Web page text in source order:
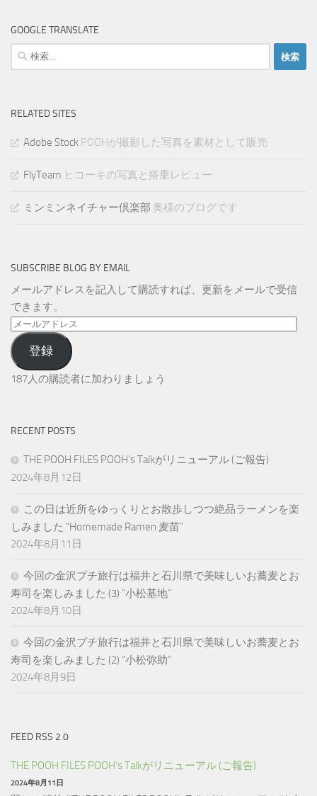
GOOGLE TRANSLATE
検
索:
RELATED SITES
Adobe Stock POOHが撮影した写真を素材として販売
FlyTeam ヒコーキの写真と搭乗レビュー
ミンミンネイチャー倶楽部 奥様のブログです
SUBSCRIBE BLOG BY EMAIL
メールアドレスを記入して購読すれば、更新をメールで受信
できます。
メ
ー
ル
ア
ス
登録
187人の購読者に加わりましょう
RECENT POSTS
THE POOH FILES POOH’s Talkがリニューアル (ご報告)
2024年8月12日
この日は近所をゆっくりとお散歩しつつ絶品ラーメンを楽
しみました “Homemade Ramen 麦苗”
2024年8月11日
今回の金沢プチ旅行は福井と石川県で美味しいお蕎麦とお
寿司を楽しみました (3) “小松基地”
2024年8月10日
今回の金沢プチ旅行は福井と石川県で美味しいお蕎麦とお
寿司を楽しみました (2) “小松弥助”
2024年8月9日
FEED RSS 2.0
THE POOH FILES POOH’s Talkがリニューアル (ご報告)
2024年8月11日